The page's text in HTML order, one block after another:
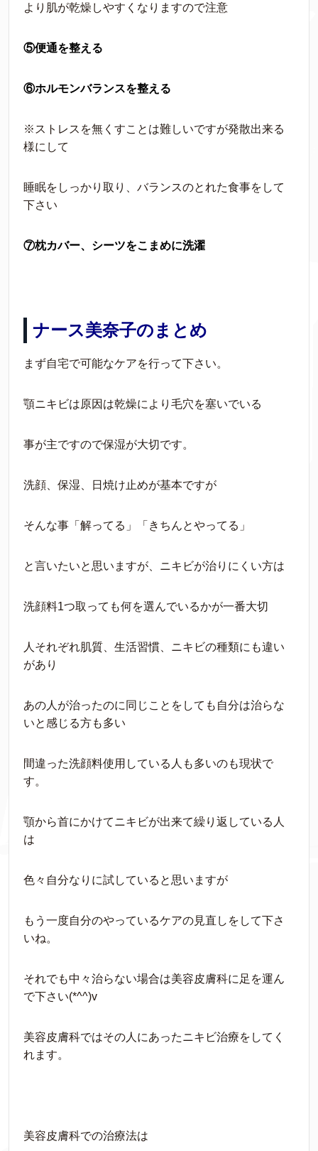
より肌が乾燥しやすくなりますので注意
⑤便通を整える
⑥ホルモンバランスを整える
※ストレスを無くすことは難しいですが発散出来る
様にして
睡眠をしっかり取り、バランスのとれた食事をして
下さい
⑦枕カバー、シーツをこまめに洗濯
ナース美奈子のまとめ
まず自宅で可能なケアを行って下さい。
顎ニキビは原因は乾燥により毛穴を塞いでいる
事が主ですので保湿が大切です。
洗顔、保湿、日焼け止めが基本ですが
そんな事「解ってる」「きちんとやってる」
と言いたいと思いますが、ニキビが治りにくい方は
洗顔料1つ取っても何を選んでいるかが一番大切
人それぞれ肌質、生活習慣、ニキビの種類にも違い
があり
あの人が治ったのに同じことをしても自分は治らな
いと感じる方も多い
間違った洗顔料使用している人も多いのも現状で
す。
顎から首にかけてニキビが出来て繰り返している人
は
色々自分なりに試していると思いますが
もう一度自分のやっているケアの見直しをして下さ
いね。
それでも中々治らない場合は美容皮膚科に足を運ん
で下さい(*^^)v
美容皮膚科ではその人にあったニキビ治療をしてく
れます。
美容皮膚科での治療法は